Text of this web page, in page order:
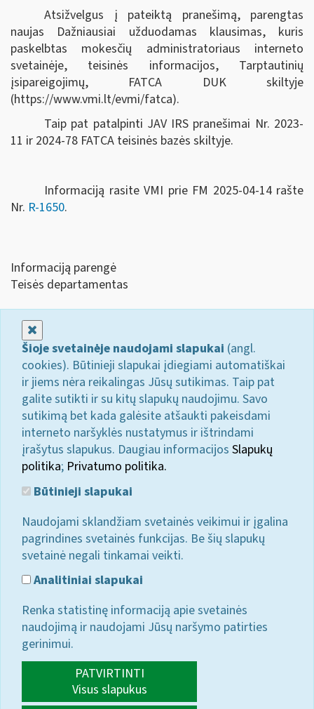
Atsižvelgus į pateiktą pranešimą, parengtas
naujas Dažniausiai užduodamas klausimas, kuris
paskelbtas mokesčių administratoriaus interneto
svetainėje, teisinės informacijos, Tarptautinių
įsipareigojimų, FATCA DUK skiltyje
(https://www.vmi.lt/evmi/fatca).
Taip pat patalpinti JAV IRS pranešimai Nr. 2023-
11 ir 2024-78 FATCA teisinės bazės skiltyje.
Informaciją rasite VMI prie FM 2025-04-14 rašte
Nr. R-1650.
Informaciją parengė
Teisės departamentas
Šioje svetainėje naudojami slapukai (angl.
cookies). Būtinieji slapukai įdiegiami automatiškai
ir jiems nėra reikalingas Jūsų sutikimas. Taip pat
galite sutikti ir su kitų slapukų naudojimu. Savo
sutikimą bet kada galėsite atšaukti pakeisdami
interneto naršyklės nustatymus ir ištrindami
įrašytus slapukus. Daugiau informacijos Slapukų
politika; Privatumo politika.
Būtinieji slapukai
Naudojami sklandžiam svetainės veikimui ir įgalina
pagrindines svetainės funkcijas. Be šių slapukų
svetainė negali tinkamai veikti.
Analitiniai slapukai
Renka statistinę informaciją apie svetainės
naudojimą ir naudojami Jūsų naršymo patirties
gerinimui.
PATVIRTINTI
Visus slapukus